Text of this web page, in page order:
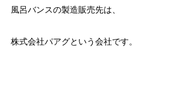
風呂バンスの製造販売先は、
株式会社パアグという会社です。